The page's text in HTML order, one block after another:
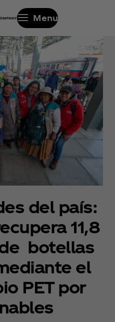
Menu
del país:
11,8
botellas
el
PET por